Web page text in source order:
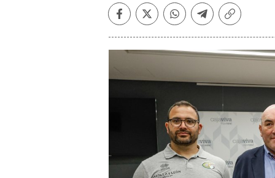
Facebook
TwitterWhatsapp
Telegram
Copiar